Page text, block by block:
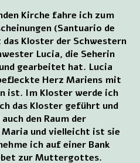
Kirche fahre ich zum
(Santuario de
Kloster der Schwestern
Lucia, die Seherin
gearbeitet hat. Lucia
Herz Mariens mit
ist. Im Kloster werde ich
das Kloster geführt und
den Raum der
und vielleicht ist sie
ich auf einer Bank
zur Muttergottes.